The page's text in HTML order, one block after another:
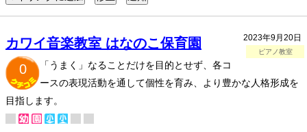
2023年9月20日
ピアノ教室
カワイ音楽教室 はなのこ保育園
0
「うまく」なることだけを目的とせず、各コ
ースの表現活動を通して個性を育み、より豊かな人格形成を
目指します。